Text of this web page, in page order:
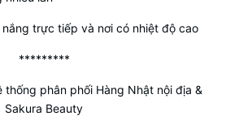
nắng trực tiếp và nơi có nhiệt độ cao
*********
thống phân phối Hàng Nhật nội địa &
Sakura Beauty